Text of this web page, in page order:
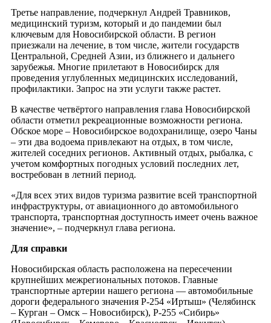
Третье направление, подчеркнул Андрей Травников,
медицинский туризм, который и до пандемии был
ключевым для Новосибирской области. В регион
приезжали на лечение, в том числе, жители государств
Центральной, Средней Азии, из ближнего и дальнего
зарубежья. Многие прилетают в Новосибирск для
проведения углубленных медицинских исследований,
профилактики. Запрос на эти услуги также растет.
В качестве четвёртого направления глава Новосибирской
области отметил рекреационные возможности региона.
Обское море – Новосибирское водохранилище, озеро Чаны
– эти два водоема привлекают на отдых, в том числе,
жителей соседних регионов. Активный отдых, рыбалка, с
учетом комфортных погодных условий последних лет,
востребован в летний период.
«Для всех этих видов туризма развитие всей транспортной
инфраструктуры, от авиационного до автомобильного
транспорта, транспортная доступность имеет очень важное
значение», – подчеркнул глава региона.
Для справки
Новосибирская область расположена на пересечении
крупнейших межрегиональных потоков. Главные
транспортные артерии нашего региона — автомобильные
дороги федерального значения Р-254 «Иртыш» (Челябинск
– Курган – Омск – Новосибирск), Р-255 «Сибирь»